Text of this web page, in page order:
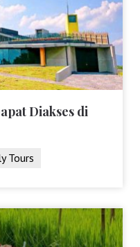
Diakses di
Tours